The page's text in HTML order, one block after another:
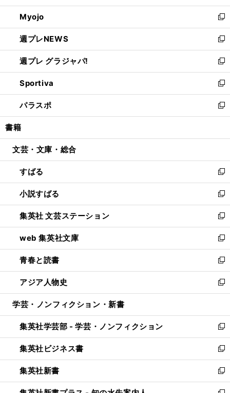
開
く
ウ
で
開
く
ン
ド
ウ
で
開
く
ウ
ィ
ン
ド
ウ
で
開
く
Myojo
新
し
い
ウ
ィ
ン
ド
ウ
で
開
週プレNEWS
新
し
い
ウ
ィ
ン
ド
ウ
開
週プレ グラジャパ!
新
し
い
ウ
ィ
ン
ウ
開
く
Sportiva
新
し
い
ウ
ン
ウ
で
開
く
パラスポ
新
し
ウ
ン
ド
ウ
で
開
く
書籍
文芸・文庫・総合
すばる
新
し
い
ウ
ィ
ン
ド
ウ
で
開
く
小説すばる
新
し
い
ウ
ィ
ン
ド
ウ
で
開
集英社 文芸ステーション
新
し
い
ウ
ィ
ン
ド
ウ
開
く
web 集英社文庫
新
し
い
ウ
ィ
ン
ウ
で
開
く
青春と読書
新
し
い
ウ
ン
ド
ウ
で
開
く
アジア人物史
新
し
ウ
ィ
ン
ド
ウ
で
開
学芸・ノンフィクション・新書
集英社学芸部 - 学芸・ノンフィクション
新
し
い
ウ
ィ
ン
集英社ビジネス書
新
し
い
ウ
集英社新書
新
し